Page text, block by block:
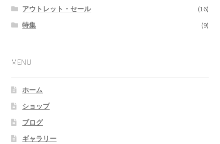
アウトレット・セール
(16)
特集
(9)
MENU
ホーム
ショップ
ブログ
ギャラリー